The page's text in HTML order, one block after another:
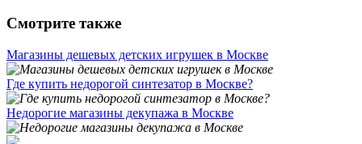
Смотрите также
Магазины дешевых детских игрушек в Москве
Где купить недорогой синтезатор в Москве?
Недорогие магазины декупажа в Москве